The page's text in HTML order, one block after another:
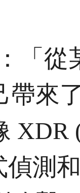
「
帶來
XDR
偵測